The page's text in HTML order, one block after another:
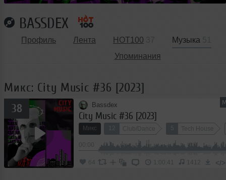
BASSDEX
Профиль Лента HOT100 Музыка
Упоминания
Микс: City Music #36 [2023]
38 Bassdex
City Music #36 [2023]
Микс 12 Club/Dance 5 Tech House
64 1412 </>